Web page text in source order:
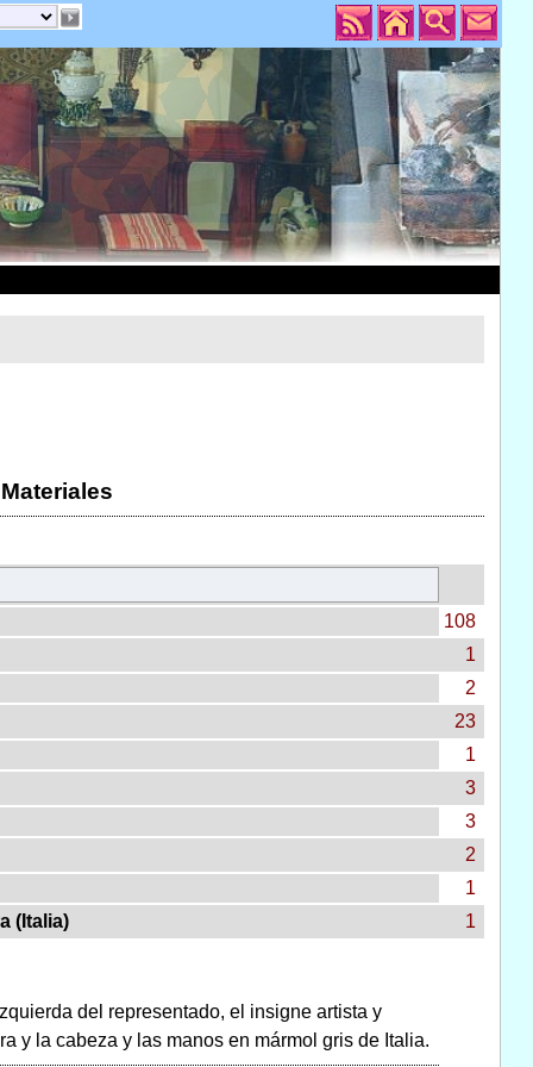
108
1
2
23
1
3
3
2
1
(Italia)
1
del representado, el insigne artista y
y la cabeza y las manos en mármol gris de Italia.